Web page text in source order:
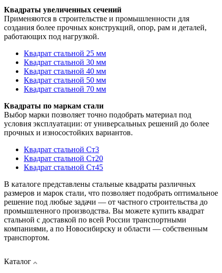
Квадраты увеличенных сечений
Применяются в строительстве и промышленности для
создания более прочных конструкций, опор, рам и деталей,
работающих под нагрузкой.
Квадрат стальной 25 мм
Квадрат стальной 30 мм
Квадрат стальной 40 мм
Квадрат стальной 50 мм
Квадрат стальной 70 мм
Квадраты по маркам стали
Выбор марки позволяет точно подобрать материал под
условия эксплуатации: от универсальных решений до более
прочных и износостойких вариантов.
Квадрат стальной Ст3
Квадрат стальной Ст20
Квадрат стальной Ст45
В каталоге представлены стальные квадраты различных
размеров и марок стали, что позволяет подобрать оптимальное
решение под любые задачи — от частного строительства до
промышленного производства. Вы можете купить квадрат
стальной с доставкой по всей России транспортными
компаниями, а по Новосибирску и области — собственным
транспортом.
Каталог